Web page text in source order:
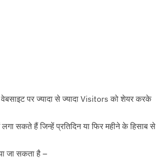
पर ज्यादा से ज्यादा Visitors को शेयर करके
सकते हैं जिन्हें प्रतिदिन या फिर महीने के हिसाब से
जा सकता है –